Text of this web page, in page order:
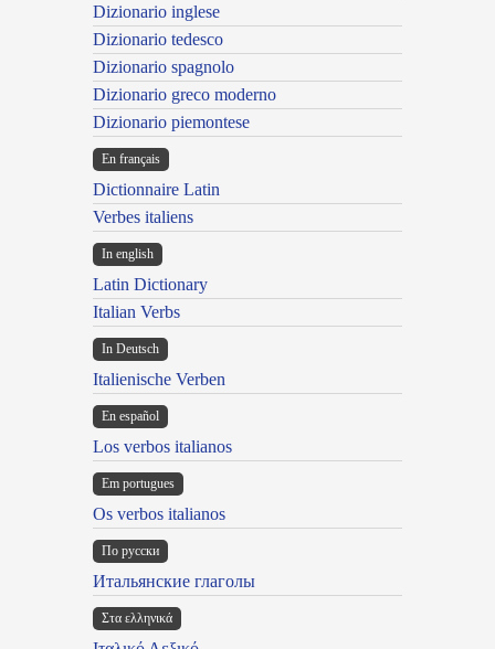
Dizionario inglese
Dizionario tedesco
Dizionario spagnolo
Dizionario greco moderno
Dizionario piemontese
En français
Dictionnaire Latin
Verbes italiens
In english
Latin Dictionary
Italian Verbs
In Deutsch
Italienische Verben
En español
Los verbos italianos
Em portugues
Os verbos italianos
По русски
Итальянские глаголы
Στα ελληνικά